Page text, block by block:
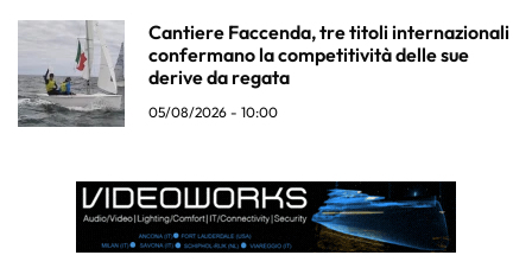
Cantiere Faccenda, tre titoli internazionali
confermano la competitività delle sue
derive da regata
05/08/2026 - 10:00